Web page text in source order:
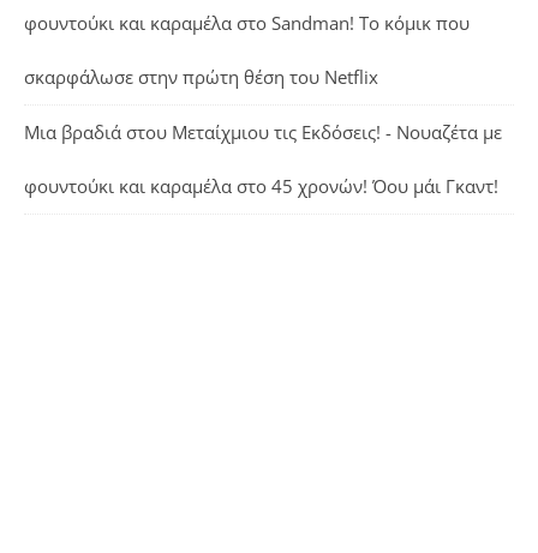
φουντούκι και καραμέλα στο Sandman! Το κόμικ που
σκαρφάλωσε στην πρώτη θέση του Netflix
Μια βραδιά στου Μεταίχμιου τις Εκδόσεις! - Νουαζέτα με
φουντούκι και καραμέλα στο 45 χρονών! Όου μάι Γκαντ!